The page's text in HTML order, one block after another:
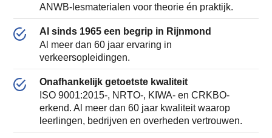
ANWB-lesmaterialen voor theorie én praktijk.
Al sinds 1965 een begrip in Rijnmond
Al meer dan 60 jaar ervaring in
verkeersopleidingen.
Onafhankelijk getoetste kwaliteit
ISO 9001:2015-, NRTO-, KIWA- en CRKBO-
erkend. Al meer dan 60 jaar kwaliteit waarop
leerlingen, bedrijven en overheden vertrouwen.